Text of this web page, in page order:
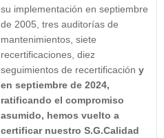
su implementación en septiembre
de 2005, tres auditorías de
mantenimientos, siete
recertificaciones, diez
seguimientos de recertificación y
en septiembre de 2024,
ratificando el compromiso
asumido, hemos vuelto a
certificar nuestro S.G.Calidad